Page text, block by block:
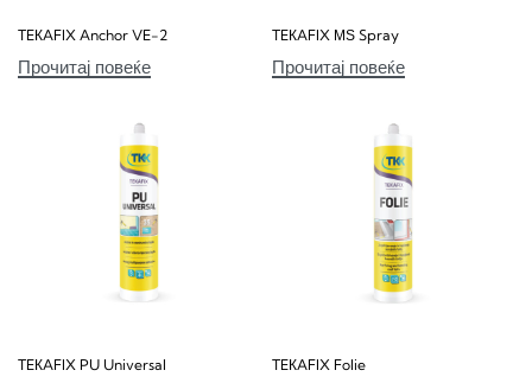
TEКAFIX Anchor VE-2
Прочитај повеќе
TEКAFIX МЅ Spray
Прочитај повеќе
TEКAFIX PU Universal TEКAFIX Folie